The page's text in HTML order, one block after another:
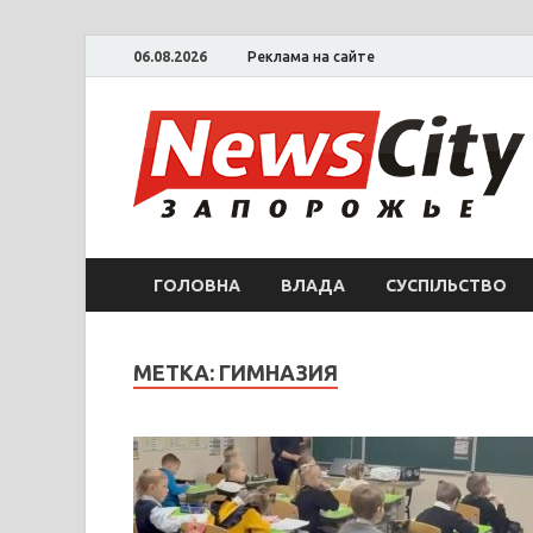
06.08.2026 Реклама на сайте
ГОЛОВНА ВЛАДА СУСПІЛЬСТВО
МЕТКА: ГИМНАЗИЯ